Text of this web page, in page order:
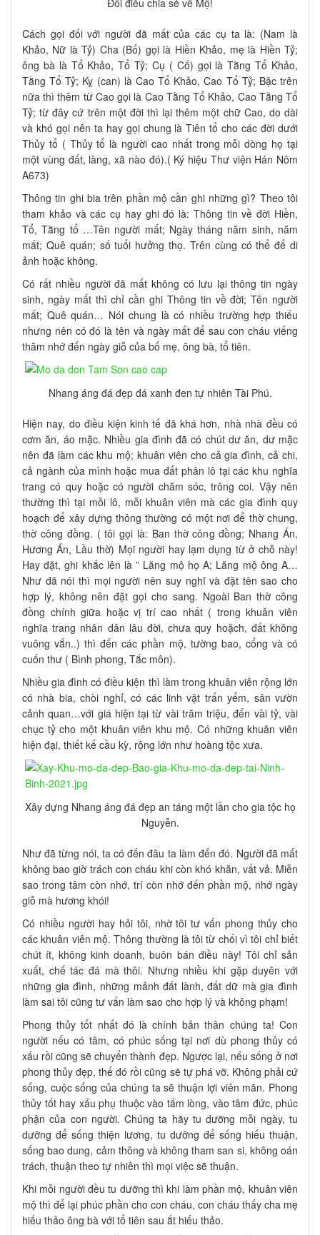
Cách gọi đối với người đã mất của các cụ ta là: (Nam là
Khảo, Nữ là Tỷ) Cha (Bố) gọi là Hiền Khảo, mẹ là Hiền Tỷ;
ông bà là Tổ Khảo, Tổ Tỷ; Cụ ( Cố) gọi là Tằng Tổ Khảo,
Tằng Tổ Tỷ; Kỵ (can) là Cao Tổ Khảo, Cao Tổ Tỷ; Bậc trên
nữa thì thêm từ Cao gọi là Cao Tằng Tổ Khảo, Cao Tằng Tổ
Tỷ; từ đây cứ trên một đời thì lại thêm một chữ Cao, do dài
và khó gọi nên ta hay gọi chung là Tiên tổ cho các đời dưới
Thủy tổ ( Thủy tổ là người cao nhất trong mỗi dòng họ tại
một vùng đất, làng, xã nào đó).( Ký hiệu Thư viện Hán Nôm
A673)
Thông tin ghi bia trên phần mộ cần ghi những gì? Theo tôi
tham khảo và các cụ hay ghi đó là: Thông tin về đời Hiền,
Tổ, Tằng tổ …Tên người mất; Ngày tháng năm sinh, năm
mất; Quê quán; số tuổi hưởng thọ. Trên cùng có thể để di
ảnh hoặc không.
Có rất nhiều người đã mất không có lưu lại thông tin ngày
sinh, ngày mất thì chỉ cần ghi Thông tin về đời; Tên người
mất; Quê quán… Nói chung là có nhiều trường hợp thiếu
nhưng nên có đó là tên và ngày mất để sau con cháu viếng
thăm nhớ đến ngày giỗ của bố mẹ, ông bà, tổ tiên.
Nhang áng đá đẹp đá xanh đen tự nhiên Tài Phú.
Hiện nay, do điều kiện kinh tế đã khá hơn, nhà nhà đều có
cơm ăn, áo mặc. Nhiều gia đình đã có chút dư ăn, dư mặc
nên đã làm các khu mộ; khuân viên cho cả gia đình, cả chi,
cả ngành của mình hoặc mua đất phân lô tại các khu nghĩa
trang có quy hoặc có người chăm sóc, trông coi. Vậy nên
thường thì tại mỗi lô, mỗi khuân viên mà các gia đình quy
hoạch để xây dựng thông thường có một nơi để thờ chung,
thờ công đồng. ( tôi gọi là: Ban thờ công đồng; Nhang Án,
Hương Án, Lầu thờ) Mọi người hay lạm dụng từ ở chỗ này!
Hay đặt, ghi khắc lên là ” Lăng mộ họ A; Lăng mộ ông A…
Như đã nói thì mọi người nên suy nghĩ và đặt tên sao cho
hợp lý, không nên đặt gọi cho sang. Ngoài Ban thờ công
đồng chính giữa hoặc vị trí cao nhất ( trong khuân viên
nghĩa trang nhân dân lâu đời, chưa quy hoặch, đất không
vuông vắn..) thì đến các phần mộ, tường bao, cổng và có
cuốn thư ( Bình phong, Tắc môn).
Nhiều gia đình có điều kiện thì làm trong khuân viên rộng lớn
có nhà bia, chòi nghỉ, có các linh vật trấn yểm, sân vườn
cảnh quan…với giá hiện tại từ vài trăm triệu, đến vài tỷ, vài
chục tỷ cho một khuân viên khu mộ. Có những khuân viên
hiện đại, thiết kế cầu kỳ, rộng lớn như hoàng tộc xưa.
Xây dựng Nhang áng đá đẹp an táng một lần cho gia tộc họ
Nguyễn.
Như đã từng nói, ta có đến đâu ta làm đến đó. Người đã mất
không bao giờ trách con cháu khi còn khó khăn, vất vả. Miễn
sao trong tâm còn nhớ, trí còn nhớ đến phần mộ, nhớ ngày
giỗ mà hương khói!
Có nhiều người hay hỏi tôi, nhờ tôi tư vấn phong thủy cho
các khuân viên mộ. Thông thường là tôi từ chối vì tôi chỉ biết
chút ít, không kinh doanh, buôn bán điều này! Tôi chỉ sản
xuất, chế tác đá mà thôi. Nhưng nhiều khi gặp duyên với
những gia đình, những mảnh đất lành, đất dữ mà gia đình
làm sai tôi cũng tư vấn làm sao cho hợp lý và không phạm!
Phong thủy tốt nhất đó là chính bản thân chúng ta! Con
người nếu có tâm, có phúc sống tại nơi dù phong thủy có
xấu rồi cũng sẽ chuyển thành đẹp. Ngược lại, nếu sống ở nơi
phong thủy đẹp, thế đó rồi cũng sẽ tự phá vỡ. Không phải cứ
sống, cuộc sống của chúng ta sẽ thuận lợi viên mãn. Phong
thủy tốt hay xấu phụ thuộc vào tấm lòng, vào tâm đức, phúc
phận của con người. Chúng ta hãy tu dưỡng mỗi ngày, tu
dưỡng để sống thiện lương, tu dưỡng để sống hiếu thuận,
sống bao dung, cảm thông và không tham san si, không oán
trách, thuận theo tự nhiên thì mọi việc sẽ thuận.
Khi mỗi người đều tu dưỡng thì khi làm phần mộ, khuân viên
mộ thì để lại phúc phần cho con cháu, con cháu thấy cha mẹ
hiếu thảo ông bà với tổ tiên sau ắt hiếu thảo.